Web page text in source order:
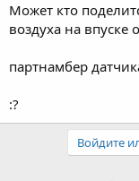
ы
л
а
Может кто
воздуха на впуске
партнамбер
:?
Войдите